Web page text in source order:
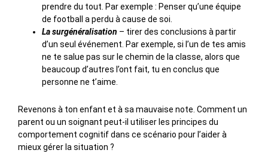
prendre du tout. Par exemple : Penser qu’une équipe
de football a perdu à cause de soi.
La surgénéralisation – tirer des conclusions à partir
d’un seul événement. Par exemple, si l’un de tes amis
ne te salue pas sur le chemin de la classe, alors que
beaucoup d’autres l’ont fait, tu en conclus que
personne ne t’aime.
Revenons à ton enfant et à sa mauvaise note. Comment un
parent ou un soignant peut-il utiliser les principes du
comportement cognitif dans ce scénario pour l’aider à
mieux gérer la situation ?